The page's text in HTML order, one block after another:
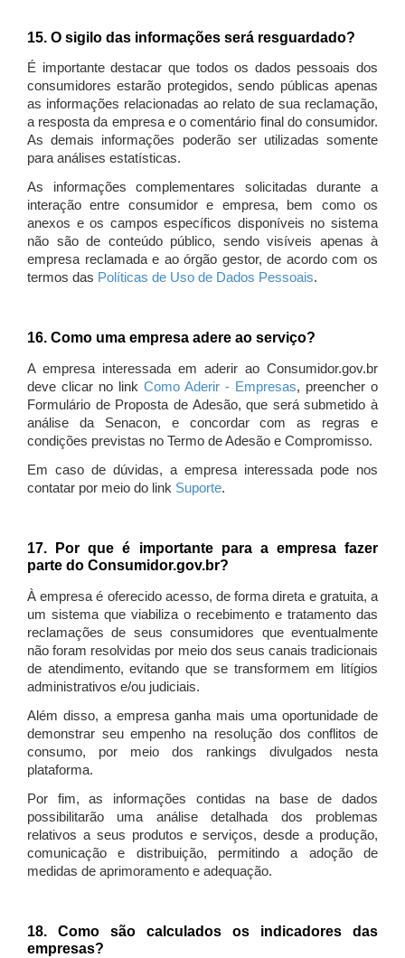
15. O sigilo das informações será resguardado?
É importante destacar que todos os dados pessoais dos
consumidores estarão protegidos, sendo públicas apenas
as informações relacionadas ao relato de sua reclamação,
a resposta da empresa e o comentário final do consumidor.
As demais informações poderão ser utilizadas somente
para análises estatísticas.
As informações complementares solicitadas durante a
interação entre consumidor e empresa, bem como os
anexos e os campos específicos disponíveis no sistema
não são de conteúdo público, sendo visíveis apenas à
empresa reclamada e ao órgão gestor, de acordo com os
termos das Políticas de Uso de Dados Pessoais.
16. Como uma empresa adere ao serviço?
A empresa interessada em aderir ao Consumidor.gov.br
deve clicar no link Como Aderir - Empresas, preencher o
Formulário de Proposta de Adesão, que será submetido à
análise da Senacon, e concordar com as regras e
condições previstas no Termo de Adesão e Compromisso.
Em caso de dúvidas, a empresa interessada pode nos
contatar por meio do link Suporte.
17. Por que é importante para a empresa fazer
parte do Consumidor.gov.br?
À empresa é oferecido acesso, de forma direta e gratuita, a
um sistema que viabiliza o recebimento e tratamento das
reclamações de seus consumidores que eventualmente
não foram resolvidas por meio dos seus canais tradicionais
de atendimento, evitando que se transformem em litígios
administrativos e/ou judiciais.
Além disso, a empresa ganha mais uma oportunidade de
demonstrar seu empenho na resolução dos conflitos de
consumo, por meio dos rankings divulgados nesta
plataforma.
Por fim, as informações contidas na base de dados
possibilitarão uma análise detalhada dos problemas
relativos a seus produtos e serviços, desde a produção,
comunicação e distribuição, permitindo a adoção de
medidas de aprimoramento e adequação.
18. Como são calculados os indicadores das
empresas?